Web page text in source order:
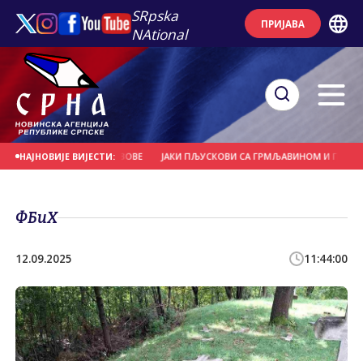
SRpska
NAtional
ПРИЈАВА
НАЈНОВИЈЕ ВИЈЕСТИ:
И НОСИЛА КРОВОВЕ ЈАКИ ПЉУСКОВИ СА ГРМЉАВИНОМ И ГРАДОМ У
ФБиХ
12.09.2025 11:44:00